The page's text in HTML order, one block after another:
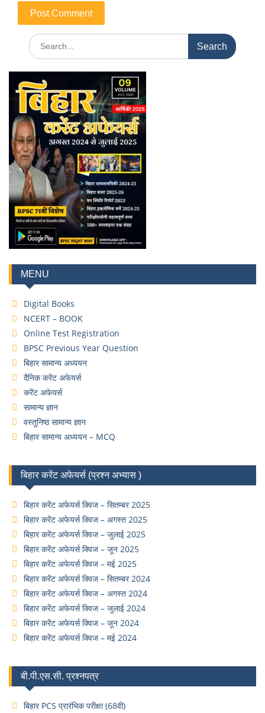
MENU
Digital Books
NCERT – BOOK
Online Test Registration
BPSC Previous Year Question
बिहार सामान्य अध्ययन
दैनिक करेंट अफेयर्स
करेंट अफेयर्स
सामान्य ज्ञान
वस्तुनिष्ठ सामान्य ज्ञान
बिहार सामान्य अध्ययन – MCQ
बिहार करेंट अफेयर्स (प्रश्न अभ्यास )
बिहार करेंट अफेयर्स क्विज – सितम्बर 2025
बिहार करेंट अफेयर्स क्विज – अगस्त 2025
बिहार करेंट अफेयर्स क्विज – जुलाई 2025
बिहार करेंट अफेयर्स क्विज – जून 2025
बिहार करेंट अफेयर्स क्विज – मई 2025
बिहार करेंट अफेयर्स क्विज – सितम्बर 2024
बिहार करेंट अफेयर्स क्विज – अगस्त 2024
बिहार करेंट अफेयर्स क्विज – जुलाई 2024
बिहार करेंट अफेयर्स क्विज – जून 2024
बिहार करेंट अफेयर्स क्विज – मई 2024
बी.पी.एस.सी. प्रश्नपत्र
बिहार PCS प्रारंभिक परीक्षा (68वी)